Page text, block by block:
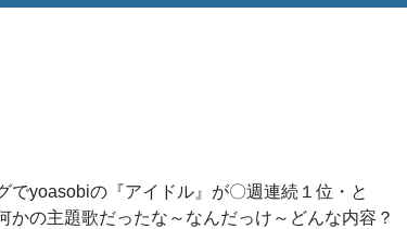
でyoasobiの『アイドル』が〇週連続１位・と
かの主題歌だったな～なんだっけ～どんな内容？